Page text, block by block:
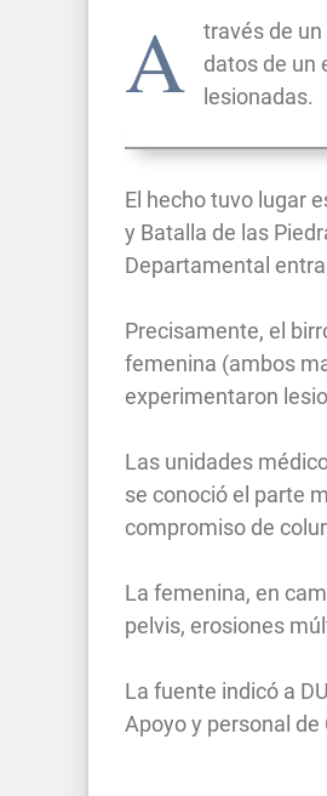
A
través de
datos de un
lesionadas.
El hecho tuvo lugar
y Batalla de las
Departamental
Precisamente, el
femenina (ambos
experimentaron
Las unidades
se conoció el parte
compromiso de
La femenina, en
pelvis, erosiones
La fuente indicó a
Apoyo y personal